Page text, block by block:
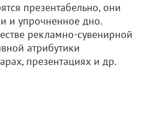
презентабельно, они
и упрочненное дно.
рекламно-сувенирной
атрибутики
презентациях и др.